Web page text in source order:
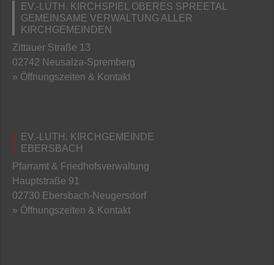
EV.-LUTH. KIRCHSPIEL OBERES SPREETAL
GEMEINSAME VERWALTUNG ALLER
KIRCHGEMEINDEN
Zittauer Straße 13
02742 Neusalza-Spremberg
» Öffnungszeiten & Kontakt
EV.-LUTH. KIRCHGEMEINDE
EBERSBACH
Pfarramt & Friedhofsverwaltung
Hauptstraße 91
02730 Ebersbach-Neugersdorf
» Öffnungszeiten & Kontakt